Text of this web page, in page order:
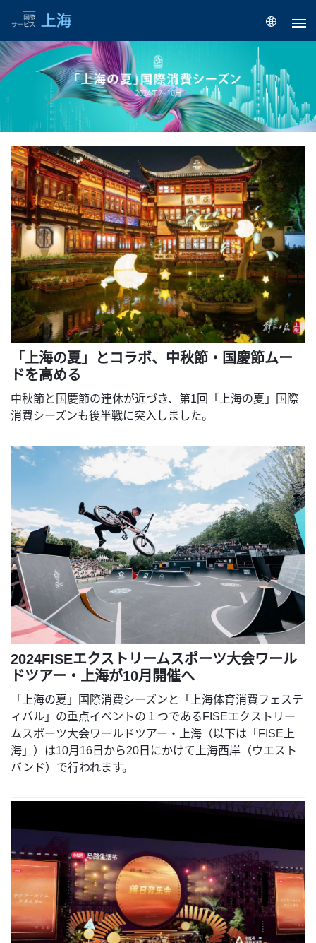
「上海の夏」とコラボ、中秋節・国慶節ムー
ドを高める
中秋節と国慶節の連休が近づき、第1回「上海の夏」国際
消費シーズンも後半戦に突入しました。
2024FISEエクストリームスポーツ大会ワール
ドツアー・上海が10月開催へ
「上海の夏」国際消費シーズンと「上海体育消費フェステ
ィバル」の重点イベントの１つであるFISEエクストリー
ムスポーツ大会ワールドツアー・上海（以下は「FISE上
海」）は10月16日から20日にかけて上海西岸（ウエスト
バンド）で行われます。